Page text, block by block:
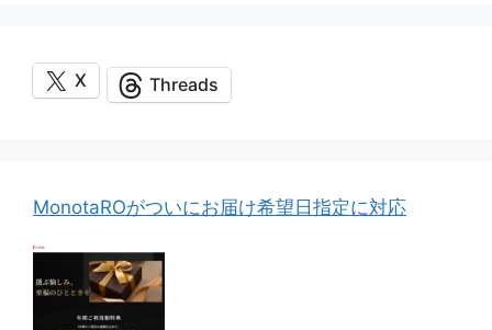
X Threads
MonotaROがついにお届け希望日指定に対応